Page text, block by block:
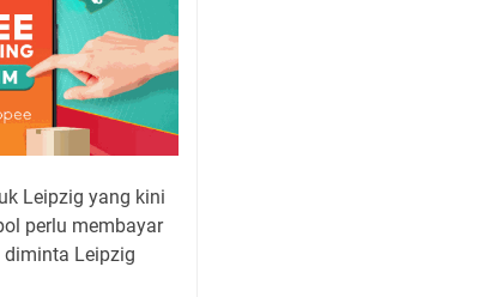
Leipzig yang kini
perlu membayar
diminta Leipzig